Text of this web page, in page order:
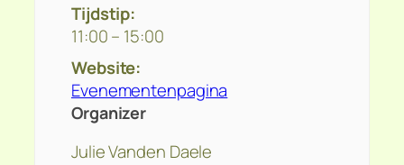
Tijdstip:
11:00 – 15:00
Website:
Evenementenpagina
Organizer
Julie Vanden Daele